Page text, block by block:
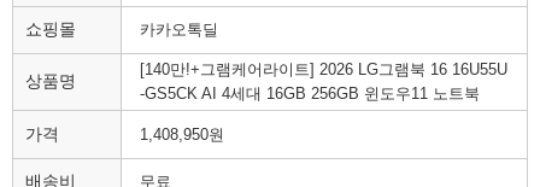
쇼핑몰 카카오톡딜
상품명
[140만!+그램케어라이트] 2026 LG그램북 16 16U55U
-GS5CK AI 4세대 16GB 256GB 윈도우11 노트북
가격 1,408,950원
배송비 무료